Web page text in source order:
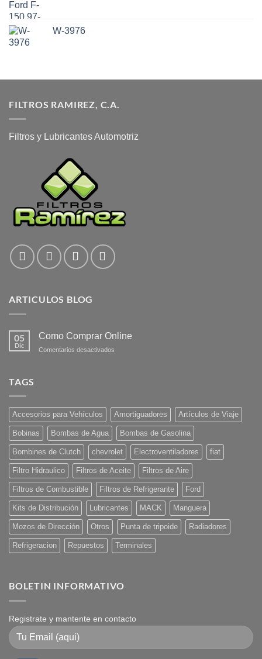
W-3976
FILTROS RAMIREZ, C.A.
Filtros y Lubricantes Automotriz
ARTICULOS BLOG
05
Dic
Como Comprar Online
Comentarios desactivados
TAGS
Accesorios para Vehículos Amortiguadores Artículos de Viaje
Bobinas Bombas de Agua Bombas de Gasolina
Bombines de Clutch chevrolet Electroventiladores fiat
Filtro Hidraulico Filtros de Aceite Filtros de Aire
Filtros de Combustible Filtros de Refrigerante Ford
Kits de Distribución Lubricantes MACK Manguera
Mozos de Dirección Otros Punta de tripoide Radiadores
Refrigeracion Repuestos Terminales
BOLETIN INFORMATIVO
Registrate y mantente en contacto